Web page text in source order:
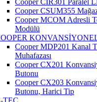
Cooper CIR301 Paralel
Cooper CSUM355
Cooper MCOM Adresli
Modülü
Cooper MDP201 Kanal
Muhafazası
Cooper CX201
Butonu
Cooper CX203
Butonu, Harici Tip
TEC